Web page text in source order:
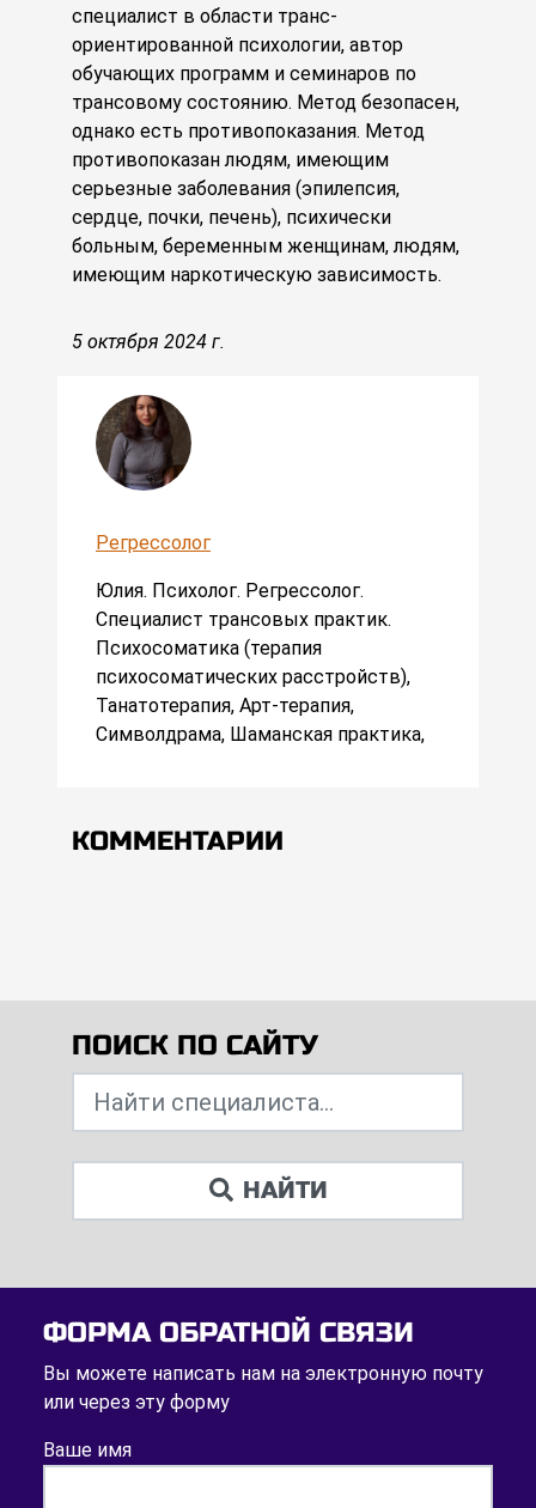
специалист в области транс-
ориентированной психологии, автор
обучающих программ и семинаров по
трансовому состоянию. Метод безопасен,
однако есть противопоказания. Метод
противопоказан людям, имеющим
серьезные заболевания (эпилепсия,
сердце, почки, печень), психически
больным, беременным женщинам, людям,
имеющим наркотическую зависимость.
5 октября 2024 г.
Регрессолог
Юлия. Психолог. Регрессолог.
Специалист трансовых практик.
Психосоматика (терапия
психосоматических расстройств),
Танатотерапия, Арт-терапия,
Символдрама, Шаманская практика,
КОММЕНТАРИИ
ПОИСК ПО САЙТУ
НАЙТИ
ФОРМА ОБРАТНОЙ СВЯЗИ
Вы можете написать нам на электронную почту
или через эту форму
Ваше имя